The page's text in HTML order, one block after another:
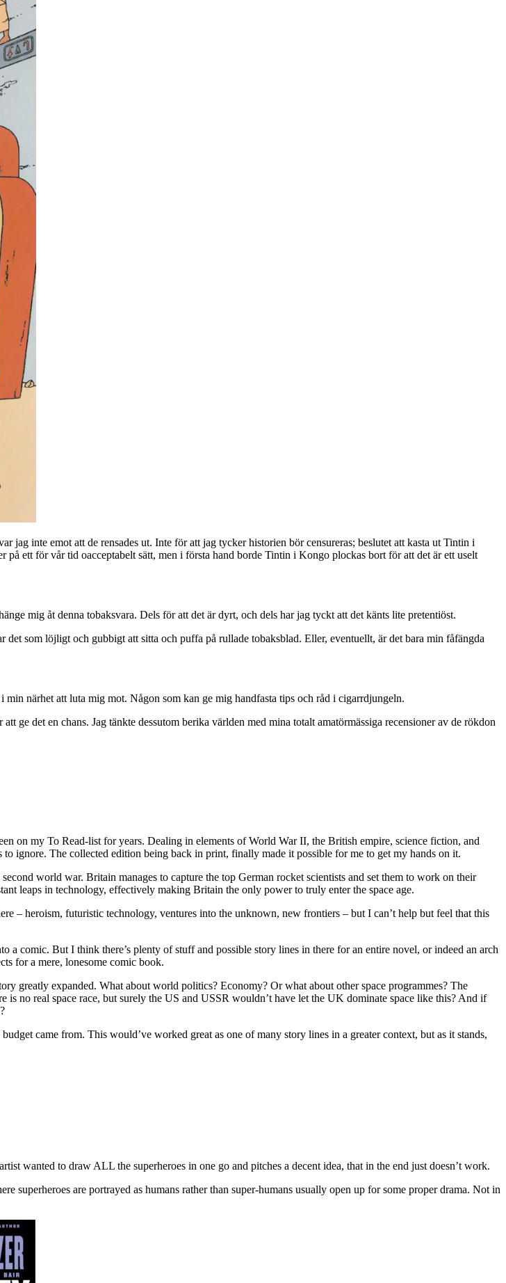
jag inte emot att de rensades ut. Inte för att jag tycker historien bör censureras; beslutet att kasta ut Tintin i
ett för vår tid oacceptabelt sätt, men i första hand borde Tintin i Kongo plockas bort för att det är ett uselt
mig åt denna tobaksvara. Dels för att det är dyrt, och dels har jag tyckt att det känts lite pretentiöst.
som löjligt och gubbigt att sitta och puffa på rullade tobaksblad. Eller, eventuellt, är det bara min fåfängda
min närhet att luta mig mot. Någon som kan ge mig handfasta tips och råd i cigarrdjungeln.
ge det en chans. Jag tänkte dessutom berika världen med mina totalt amatörmässiga recensioner av de rökdon
on my To Read-list for years. Dealing in elements of World War II, the British empire, science fiction, and
ignore. The collected edition being back in print, finally made it possible for me to get my hands on it.
world war. Britain manages to capture the top German rocket scientists and set them to work on their
leaps in technology, effectively making Britain the only power to truly enter the space age.
– heroism, futuristic technology, ventures into the unknown, new frontiers – but I can’t help but feel that this
comic. But I think there’s plenty of stuff and possible story lines in there for an entire novel, or indeed an arch
for a mere, lonesome comic book.
greatly expanded. What about world politics? Economy? Or what about other space programmes? The
no real space race, but surely the US and USSR wouldn’t have let the UK dominate space like this? And if
came from. This would’ve worked great as one of many story lines in a greater context, but as it stands,
wanted to draw ALL the superheroes in one go and pitches a decent idea, that in the end just doesn’t work.
superheroes are portrayed as humans rather than super-humans usually open up for some proper drama. Not in